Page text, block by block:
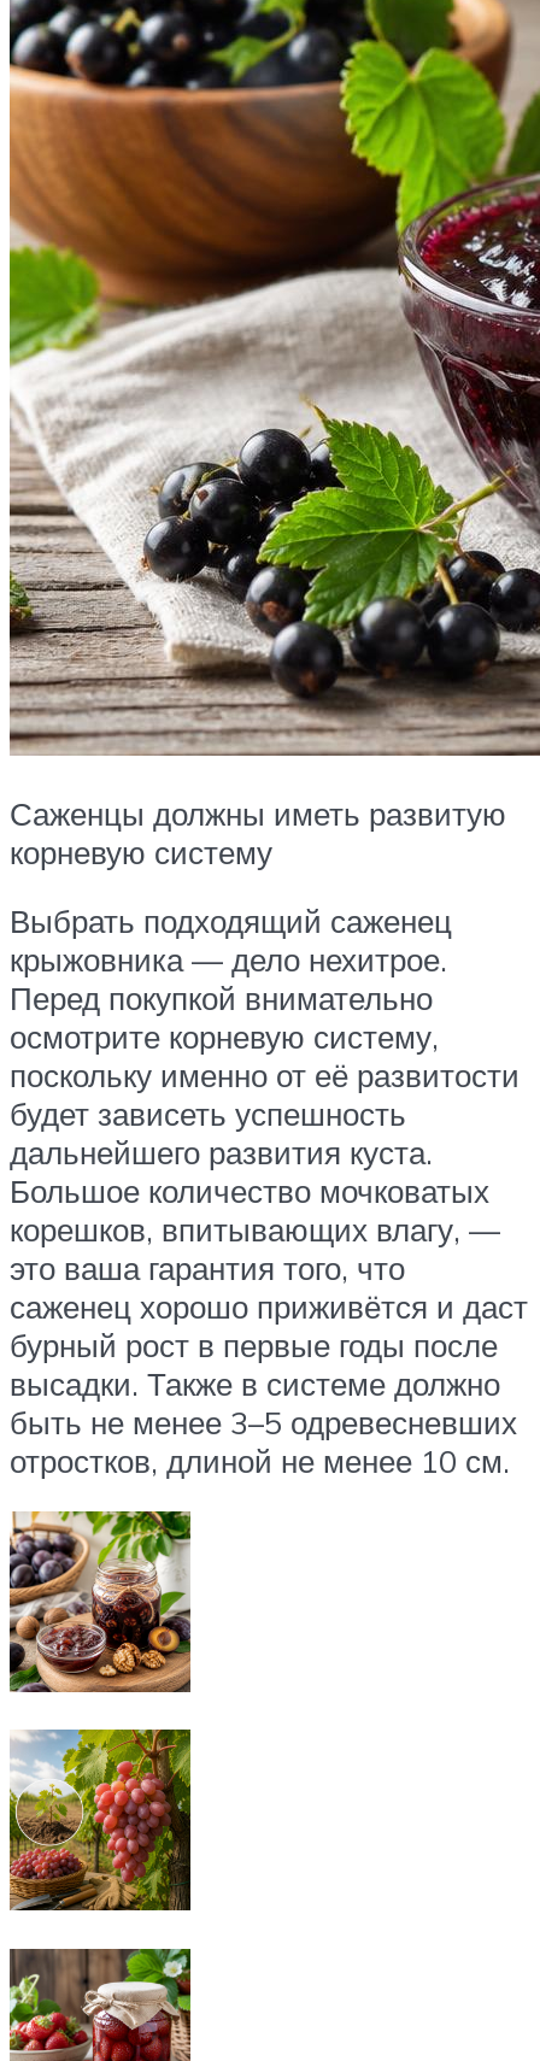
Саженцы должны иметь развитую
корневую систему
Выбрать подходящий саженец
крыжовника — дело нехитрое.
Перед покупкой внимательно
осмотрите корневую систему,
поскольку именно от её развитости
будет зависеть успешность
дальнейшего развития куста.
Большое количество мочковатых
корешков, впитывающих влагу, —
это ваша гарантия того, что
саженец хорошо приживётся и даст
бурный рост в первые годы после
высадки. Также в системе должно
быть не менее 3–5 одревесневших
отростков, длиной не менее 10 см.